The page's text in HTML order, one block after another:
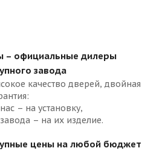
– официальные дилеры
завода
качество дверей, двойная
– на установку,
– на их изделие.
цены на любой бюджет